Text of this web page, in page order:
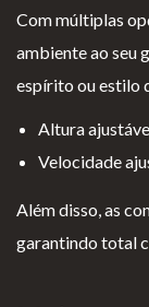
Com múltiplas
ambiente ao seu
espírito ou estilo
Altura
Velocidade
Além disso, as
garantindo total